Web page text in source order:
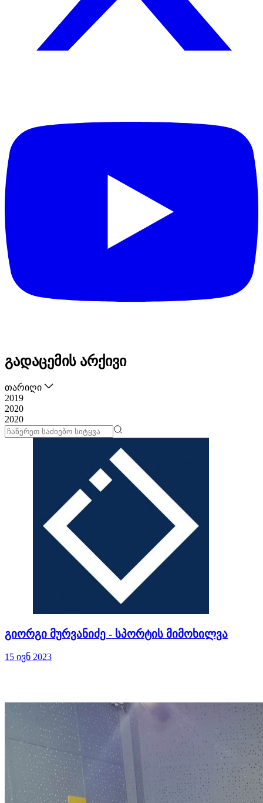
გადაცემის არქივი
თარიღი
2019
2020
2020
გიორგი მურვანიძე - სპორტის მიმოხილვა
15 ივნ 2023